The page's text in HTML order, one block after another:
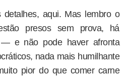
aqui. Mas lembro o
presos sem prova, há
e não pode haver afronta
nada mais humilhante
pior do que comer carne